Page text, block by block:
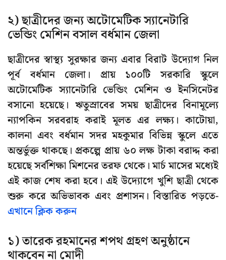
২) ছাত্রীদের জন্য অটোমেটিক স্যানেটারি
ভেন্ডিং মেশিন বসাল বর্ধমান জেলা
ছাত্রীদের স্বাস্থ্য সুরক্ষার জন্য এবার বিরাট উদ্যোগ নিল
পূর্ব বর্ধমান জেলা। প্রায় ১০০টি সরকারি স্কুলে
অটোমেটিক স্যানেটারি ভেন্ডিং মেশিন ও ইনসিনেটর
বসানো হয়েছে। ঋতুস্রাবের সময় ছাত্রীদের বিনামূল্যে
ন্যাপকিন সরবরাহ করাই মূলত এর লক্ষ্য। কাটোয়া,
কালনা এবং বর্ধমান সদর মহকুমার বিভিন্ন স্কুলে এতে
অন্তর্ভুক্ত থাকছে। প্রকল্পে প্রায় ৬০ লক্ষ টাকা বরাদ্দ করা
হয়েছে সর্বশিক্ষা মিশনের তরফ থেকে। মার্চ মাসের মধ্যেই
এই কাজ শেষ করা হবে। এই উদ্যোগে খুশি ছাত্রী থেকে
শুরু করে অভিভাবক এবং প্রশাসন। বিস্তারিত পড়তে-
এখানে ক্লিক করুন
১) তারেক রহমানের শপথ গ্রহণ অনুষ্ঠানে
থাকবেন না মোদী